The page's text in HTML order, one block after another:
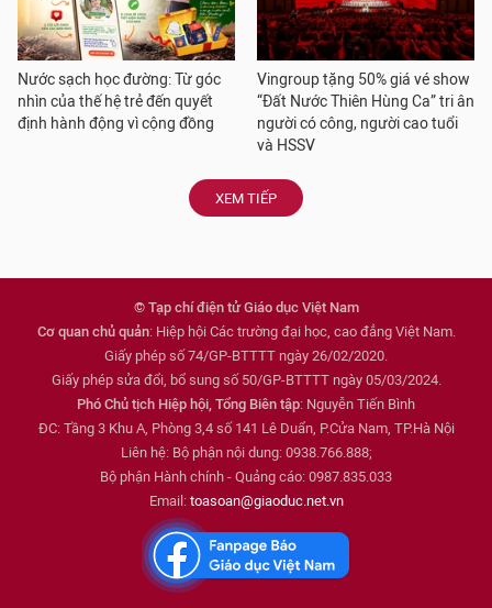
Nước sạch học đường: Từ góc
nhìn của thế hệ trẻ đến quyết
định hành động vì cộng đồng
Vingroup tặng 50% giá vé show
“Đất Nước Thiên Hùng Ca” tri ân
người có công, người cao tuổi
và HSSV
XEM TIẾP
© Tạp chí điện tử Giáo dục Việt Nam
Cơ quan chủ quản: Hiệp hội Các trường đại học, cao đẳng Việt Nam.
Giấy phép số 74/GP-BTTTT ngày 26/02/2020.
Giấy phép sửa đổi, bổ sung số 50/GP-BTTTT ngày 05/03/2024.
Phó Chủ tịch Hiệp hội, Tổng Biên tập: Nguyễn Tiến Bình
ĐC: Tầng 3 Khu A, Phòng 3,4 số 141 Lê Duẩn, P.Cửa Nam, TP.Hà Nội
Liên hệ: Bộ phận nội dung: 0938.766.888;
Bộ phận Hành chính - Quảng cáo: 0987.835.033
Email: toasoan@giaoduc.net.vn